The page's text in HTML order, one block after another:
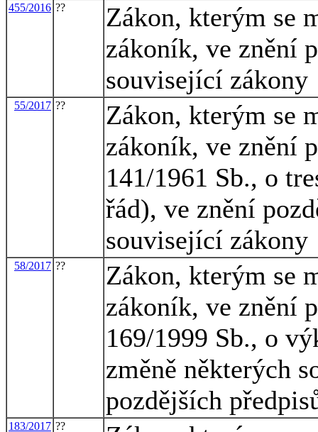
455/2016 ??
Zákon, kterým se
zákoník, ve znění
související zákony
55/2017 ??
Zákon, kterým se
zákoník, ve znění
141/1961 Sb., o
řád), ve znění
související zákony
58/2017 ??
Zákon, kterým se
zákoník, ve znění
169/1999 Sb., o
změně některých
pozdějších
183/2017 ??